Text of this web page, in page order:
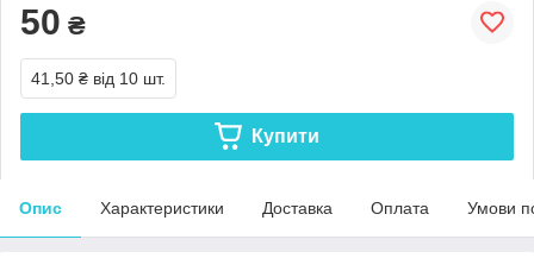
50 ₴
41,50 ₴ від 10 шт.
Купити
Опис Характеристики Доставка Оплата Умови